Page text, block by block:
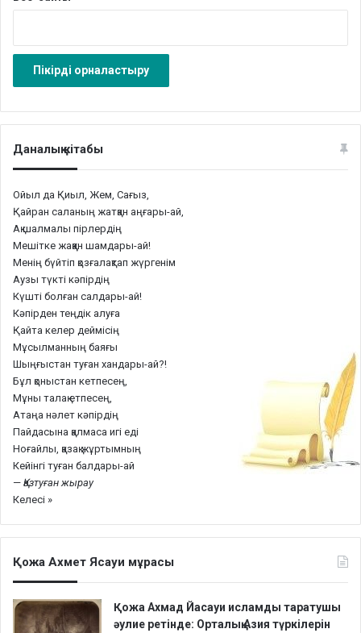
Даналық кітабы
Ойыл да Қиыл, Жем, Сағыз,
Қайран саланың жатқан аңғары-ай,
Ақ шалмалы пірлердің
Мешітке жаққан шамдары-ай!
Менің бүйтіп қозғалақтап жүргенім
Аузы түкті кәпірдің
Күшті болған салдары-ай!
Кәпірден теңдік алуға
Қайта келер деймісің
Мұсылманның баяғы
Шыңғыстан туған хандары-ай?!
Бұл қоныстан кетпесең,
Мұны талақ етпесең,
Атаңа нәлет кәпірдің
Пайдасына қалмаса игі еді
Ноғайлы, қазақ жұртымның
Кейінгі туған балдары-ай
— Қазтуған жырау
Келесі »
Қожа Ахмет Ясауи мұрасы
Қожа Ахмад Йасауи исламды таратушы
әулие ретінде: Орталық Азия түркілерін